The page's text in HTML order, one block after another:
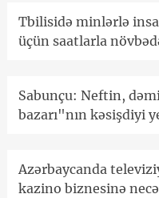
Tbilisidə minlərlə
üçün saatlarla
Sabunçu: Neftin,
bazarı"nın kəsişdiyi
Azərbaycanda
kazino biznesinə